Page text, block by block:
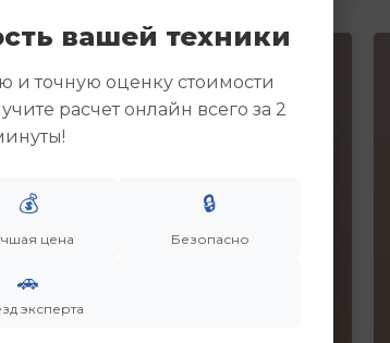
вашей техники
и точную оценку стоимости
расчет онлайн всего за 2
💰
цена
🔒
Безопасно
🚗
эксперта